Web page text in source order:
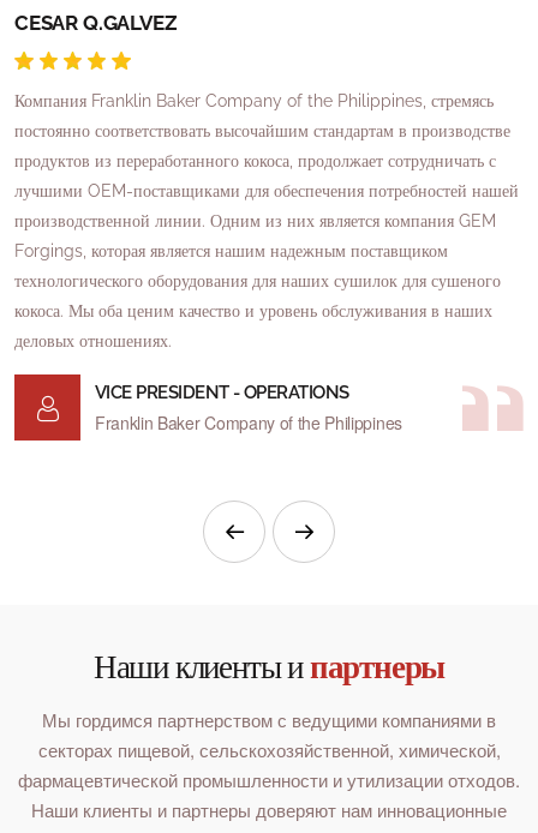
CESAR Q.GALVEZ
Компания Franklin Baker Company of the Philippines, стремясь
постоянно соответствовать высочайшим стандартам в производстве
продуктов из переработанного кокоса, продолжает сотрудничать с
лучшими OEM-поставщиками для обеспечения потребностей нашей
производственной линии. Одним из них является компания GEM
Forgings, которая является нашим надежным поставщиком
технологического оборудования для наших сушилок для сушеного
кокоса. Мы оба ценим качество и уровень обслуживания в наших
деловых отношениях.
VICE PRESIDENT - OPERATIONS
Franklin Baker Company of the Philippines
Наши клиенты ипартнеры
Мы гордимся партнерством с ведущими компаниями в
секторах пищевой, сельскохозяйственной, химической,
фармацевтической промышленности и утилизации отходов.
Наши клиенты и партнеры доверяют нам инновационные